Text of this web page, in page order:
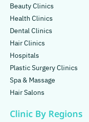
Beauty Clinics
Health Clinics
Dental Clinics
Hair Clinics
Hospitals
Plastic Surgery Clinics
Spa & Massage
Hair Salons
Clinic By Regions